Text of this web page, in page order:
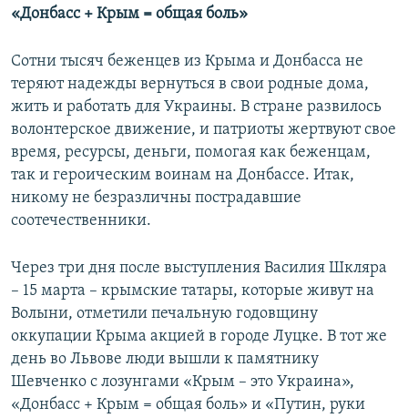
«Донбасс + Крым = общая боль»
Сотни тысяч беженцев из Крыма и Донбасса не
теряют надежды вернуться в свои родные дома,
жить и работать для Украины. В стране развилось
волонтерское движение, и патриоты жертвуют свое
время, ресурсы, деньги, помогая как беженцам,
так и героическим воинам на Донбассе. Итак,
никому не безразличны пострадавшие
соотечественники.
Через три дня после выступления Василия Шкляра
– 15 марта – крымские татары, которые живут на
Волыни, отметили печальную годовщину
оккупации Крыма акцией в городе Луцке. В тот же
день во Львове люди вышли к памятнику
Шевченко с лозунгами «Крым – это Украина»,
«Донбасс + Крым = общая боль» и «Путин, руки